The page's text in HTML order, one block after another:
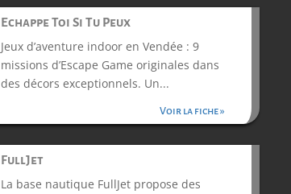
Echappe Toi Si Tu Peux
Jeux d’aventure indoor en Vendée : 9
missions d’Escape Game originales dans
des décors exceptionnels. Un...
Voir la fiche »
FullJet
La base nautique FullJet propose des